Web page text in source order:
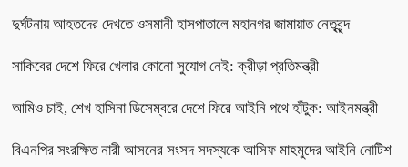
দুর্ঘটনায় আহতদের দেখতে ওসমানী হাসপাতালে মহানগর জামায়াত নেতৃবৃন্দ
সাকিবের দেশে ফিরে খেলার কোনো সুযোগ নেই: ক্রীড়া প্রতিমন্ত্রী
আমিও চাই, শেখ হাসিনা ডিসেম্বরে দেশে ফিরে আইনি পথে হাঁটুক: আইনমন্ত্রী
বিএনপির সংরক্ষিত নারী আসনের সংসদ সদস্যকে আসিফ মাহমুদের আইনি নোটিশ